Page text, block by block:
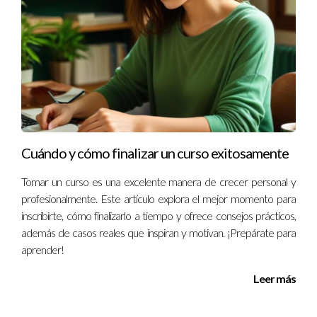
sobre técnicas tradicionales. 3. **Aventura al Aire Libre en
Queenstown, Nueva Zelanda**: Conocida como la capital
mundial de la aventura, Queenstown ofrece desde bungee
jumping hasta senderismo por paisajes impresionantes. La
ciudad ha desarrollado una infraestructura robusta para
recibir a turistas aventureros, generando empleo y
dinamizando su economía. Cada uno de estos ejemplos
demuestra cómo las comunidades pueden adaptarse al
mientras preservan su identidad cultural.
Conclusión
El crecimiento turístico presenta una oportunidad dorada
para aquellos dispuestos a innovar y adaptarse a las nuevas
Cuándo y cómo finalizar un curso exitosamente
Tomar un curso es una excelente manera de crecer personal y
profesionalmente. Este artículo explora el mejor momento para
inscribirte, cómo finalizarlo a tiempo y ofrece consejos prácticos,
además de casos reales que inspiran y motivan. ¡Prepárate para
aprender!
Leer más